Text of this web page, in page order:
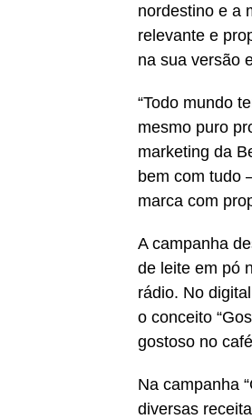
nordestino e a
relevante e
na sua versão
“Todo mundo
mesmo puro
marketing da
bem com tudo
marca com
A campanha
de leite em pó
rádio. No
o conceito
gostoso no
Na campanha
diversas